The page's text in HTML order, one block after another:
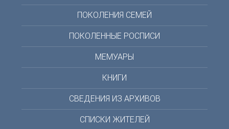
ПОКОЛЕНИЯ СЕМЕЙ
ПОКОЛЕННЫЕ РОСПИСИ
МЕМУАРЫ
КНИГИ
СВЕДЕНИЯ ИЗ АРХИВОВ
СПИСКИ ЖИТЕЛЕЙ